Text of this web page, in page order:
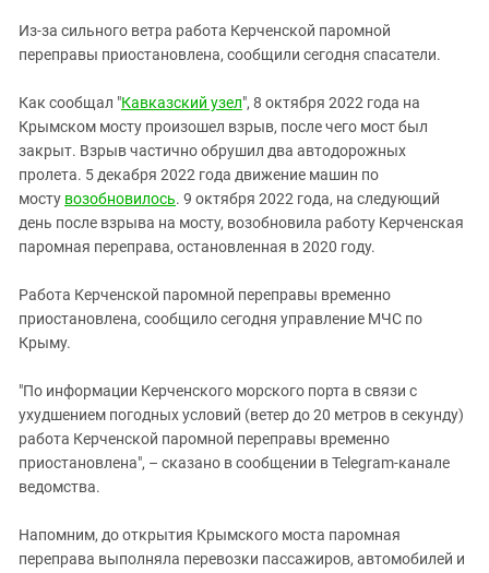
КАВКАЗ ЗА ПАЛЕСТИНУ
ИНАКОМЫСЛИЕ В ЧЕЧНЕ
МОБИЛИЗАЦИЯ И ПРОТЕСТЫ
Ингушетия
Калмыкия
Карачаево-Черкесия
Краснодарский край
Нагорный Карабах
Российская Федерация
Ростовская область
Северная Осетия - Алания
СКФО
Ставропольский край
Чечня
Южная Осетия
Южный Кавказ
Из-за сильного ветра работа Керченской паромной
переправы приостановлена, сообщили сегодня спасатели.
Как сообщал "Кавказский узел", 8 октября 2022 года на
Крымском мосту произошел взрыв, после чего мост был
закрыт. Взрыв частично обрушил два автодорожных
пролета. 5 декабря 2022 года движение машин по
мосту возобновилось. 9 октября 2022 года, на следующий
день после взрыва на мосту, возобновила работу Керченская
паромная переправа, остановленная в 2020 году.
Работа Керченской паромной переправы временно
приостановлена, сообщило сегодня управление МЧС по
Крыму.
"По информации Керченского морского порта в связи с
ухудшением погодных условий (ветер до 20 метров в секунду)
работа Керченской паромной переправы временно
приостановлена", – сказано в сообщении в Telegram-канале
ведомства.
Напомним, до открытия Крымского моста паромная
переправа выполняла перевозки пассажиров, автомобилей и